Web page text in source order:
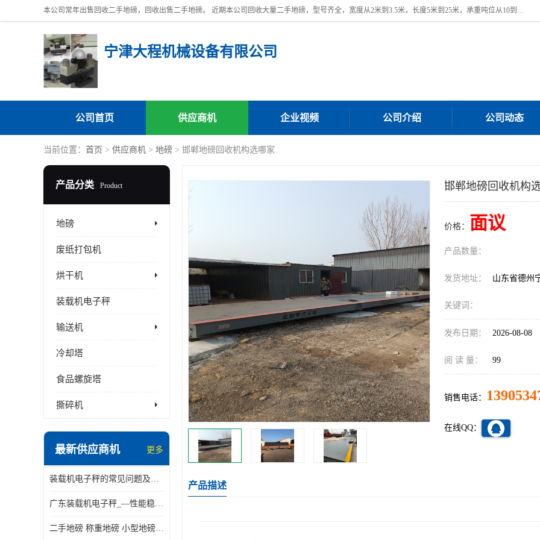
本公司常年出售回收二手地磅，回收出售二手地磅。 近期本公司回收大量二手地磅，型号齐全，宽度从2米到3.5米，长度5米到25米，承重吨位从10到200吨，成色7—9成新。 ? 使用年限6个月至2年，产品来源于个人闲置品，工矿企业停用品，因小换大而来。 精准度和新的一样， 二手地磅是内行人的选择，打个电话就省钱朋友您好等什么
宁津大程机械设备有限公司
公司首页 供应商机 企业视频 公司介绍 公司动态
当前位置： 首页 > 供应商机 > 地磅 > 邯郸地磅回收机构选哪家
产品分类 Product
地磅
废纸打包机
烘干机
装载机电子秤
输送机
冷却塔
食品螺旋塔
撕碎机
最新供应商机 更多
装载机电子秤的常见问题及解决方法介绍
广东装载机电子秤_—性能稳定—操作简单—品质可靠
二手地磅 称重地磅 小型地磅 一百吨地磅
邯郸地磅回收机构
价格： 面议
产品数量：
发货地址： 山东省德州
关键词：
发布日期： 2026-08-08
阅 读 量： 99
销售电话：
在线QQ：
产品描述